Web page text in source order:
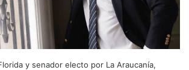
y senador electo por La Araucanía,